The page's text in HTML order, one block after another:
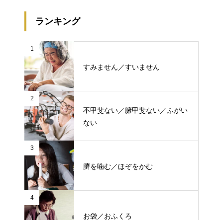
ランキング
1
すみません／すいません
2
不甲斐ない／腑甲斐ない／ふがい
ない
3
臍を噛む／ほぞをかむ
4
お袋／おふくろ